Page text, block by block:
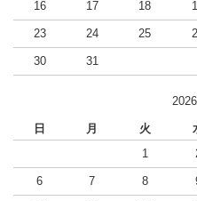
16 17 18
23 24 25
30 31
日 月 火
1
6 7 8